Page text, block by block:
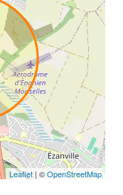
Leaflet | ©OpenStreetMap